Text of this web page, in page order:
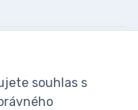
souhlas s